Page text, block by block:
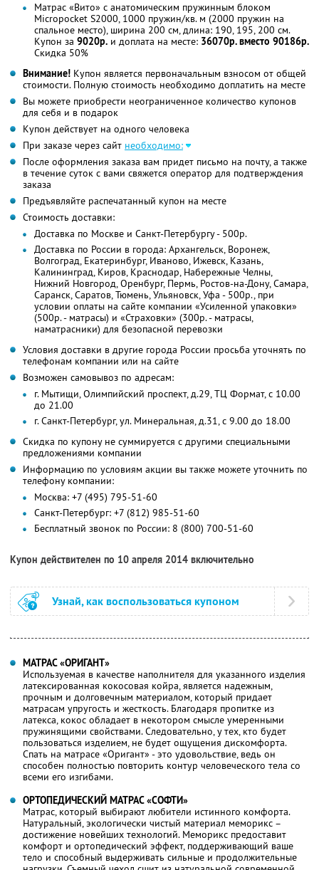
Матрас «Вито» с анатомическим пружинным блоком
Miсropocket S2000, 1000 пружин/кв. м (2000 пружин на
спальное место), ширина 200 см, длина: 190, 195, 200 см.
Купон за 9020р. и доплата на месте: 36070р. вместо 90186р.
Скидка 50%
Внимание! Купон является первоначальным взносом от общей
стоимости. Полную стоимость необходимо доплатить на месте
Вы можете приобрести неограниченное количество купонов
для себя и в подарок
Купон действует на одного человека
При заказе через сайт необходимо:
После оформления заказа вам придет письмо на почту, а также
в течение суток с вами свяжется оператор для подтверждения
заказа
Предъявляйте распечатанный купон на месте
Стоимость доставки:
Доставка по Москве и Санкт-Петербургу - 500р.
Доставка по России в города: Архангельск, Воронеж,
Волгоград, Екатеринбург, Иваново, Ижевск, Казань,
Калининград, Киров, Краснодар, Набережные Челны,
Нижний Новгород, Оренбург, Пермь, Ростов-на-Дону, Самара,
Саранск, Саратов, Тюмень, Ульяновск, Уфа - 500р., при
условии оплаты на сайте компании «Усиленной упаковки»
(500р. - матрасы) и «Страховки» (300р. - матрасы,
наматрасники) для безопасной перевозки
Условия доставки в другие города России просьба уточнять по
телефонам компании или на сайте
Возможен самовывоз по адресам:
г. Мытищи, Олимпийский проспект, д.29, ТЦ Формат, с 10.00
до 21.00
г. Санкт-Петербург, ул. Минеральная, д.31, с 9.00 до 18.00
Скидка по купону не суммируется с другими специальными
предложениями компании
Информацию по условиям акции вы также можете уточнить по
телефону компании:
Москва: +7 (495) 795-51-60
Санкт-Петербург: +7 (812) 985-51-60
Бесплатный звонок по России: 8 (800) 700-51-60
Купон действителен по 10 апреля 2014 включительно
Узнай, как воспользоваться купоном
МАТРАС «ОРИГАНТ»
Используемая в качестве наполнителя для указанного изделия
латексированная кокосовая койра, является надежным,
прочным и долговечным материалом, который придает
матрасам упругость и жесткость. Благодаря пропитке из
латекса, кокос обладает в некотором смысле умеренными
пружинящими свойствами. Следовательно, у тех, кто будет
пользоваться изделием, не будет ощущения дискомфорта.
Спать на матрасе «Оригант» - это удовольствие, ведь он
способен полностью повторить контур человеческого тела со
всеми его изгибами.
ОРТОПЕДИЧЕСКИЙ МАТРАС «СОФТИ»
Матрас, который выбирают любители истинного комфорта.
Натуральный, экологически чистый материал меморикс –
достижение новейших технологий. Меморикс предоставит
комфорт и ортопедический эффект, поддерживающий ваше
тело и способный выдерживать сильные и продолжительные